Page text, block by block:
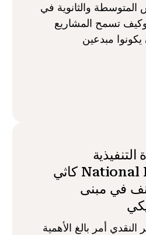
المتوسطة والثانوية في
وكيف تسمح المشاريع
يكونوا مبدعين
National History Day كاثي
في مبنى
النقدي أمر بالغ الأهمية